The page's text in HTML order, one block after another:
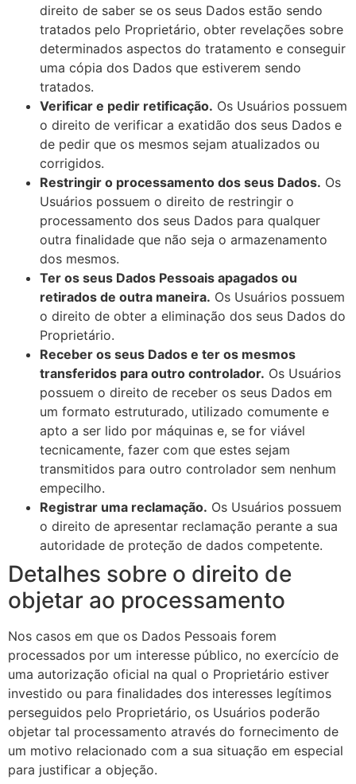
direito de saber se os seus Dados estão sendo
tratados pelo Proprietário, obter revelações sobre
determinados aspectos do tratamento e conseguir
uma cópia dos Dados que estiverem sendo
tratados.
Verificar e pedir retificação. Os Usuários possuem
o direito de verificar a exatidão dos seus Dados e
de pedir que os mesmos sejam atualizados ou
corrigidos.
Restringir o processamento dos seus Dados. Os
Usuários possuem o direito de restringir o
processamento dos seus Dados para qualquer
outra finalidade que não seja o armazenamento
dos mesmos.
Ter os seus Dados Pessoais apagados ou
retirados de outra maneira. Os Usuários possuem
o direito de obter a eliminação dos seus Dados do
Proprietário.
Receber os seus Dados e ter os mesmos
transferidos para outro controlador. Os Usuários
possuem o direito de receber os seus Dados em
um formato estruturado, utilizado comumente e
apto a ser lido por máquinas e, se for viável
tecnicamente, fazer com que estes sejam
transmitidos para outro controlador sem nenhum
empecilho.
Registrar uma reclamação. Os Usuários possuem
o direito de apresentar reclamação perante a sua
autoridade de proteção de dados competente.
Detalhes sobre o direito de
objetar ao processamento
Nos casos em que os Dados Pessoais forem
processados por um interesse público, no exercício de
uma autorização oficial na qual o Proprietário estiver
investido ou para finalidades dos interesses legítimos
perseguidos pelo Proprietário, os Usuários poderão
objetar tal processamento através do fornecimento de
um motivo relacionado com a sua situação em especial
para justificar a objeção.